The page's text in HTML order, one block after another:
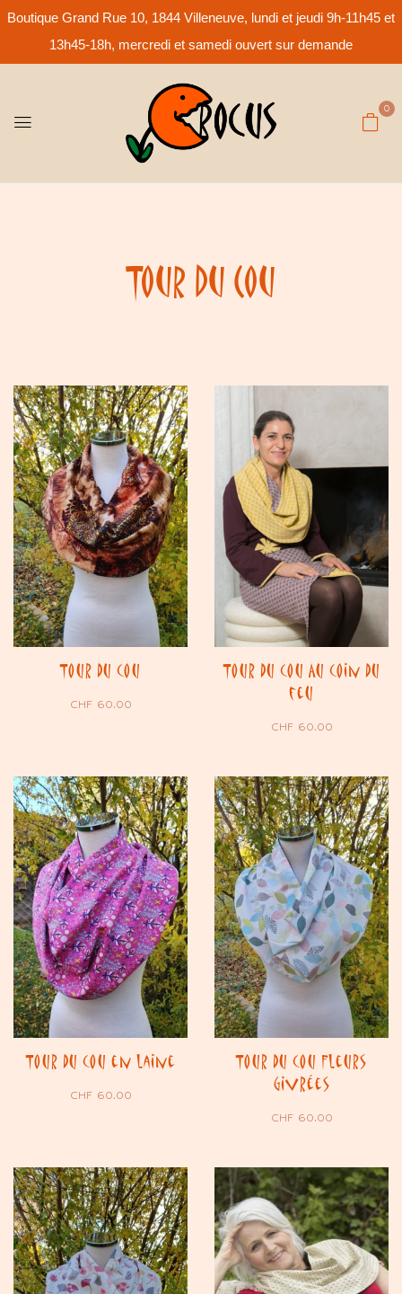
Boutique Grand Rue 10, 1844 Villeneuve, lundi et jeudi 9h-11h45 et
13h45-18h, mercredi et samedi ouvert sur demande
0
Tour Du Cou
Tour du cou
CHF60.00
Tour du cou Au coin du
feu
CHF60.00
Tour du cou en laine
CHF60.00
Tour du cou Fleurs
Givrées
CHF60.00